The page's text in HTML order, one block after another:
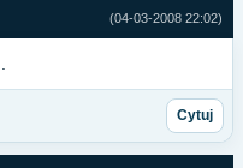
(04-03-2008 22:02)
Cytuj